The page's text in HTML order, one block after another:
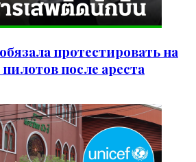
протестировать на
после ареста